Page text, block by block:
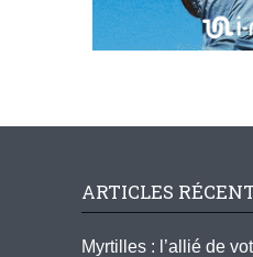
ARTICLES
Myrtilles : l’allié de